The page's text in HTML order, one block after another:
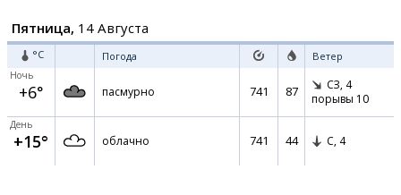
Пятница, 14 Августа
°C Погода Ветер
Ночь
+6° пасмурно 741 87 СЗ, 4
порывы 10
День
+15° облачно 741 44 С, 4